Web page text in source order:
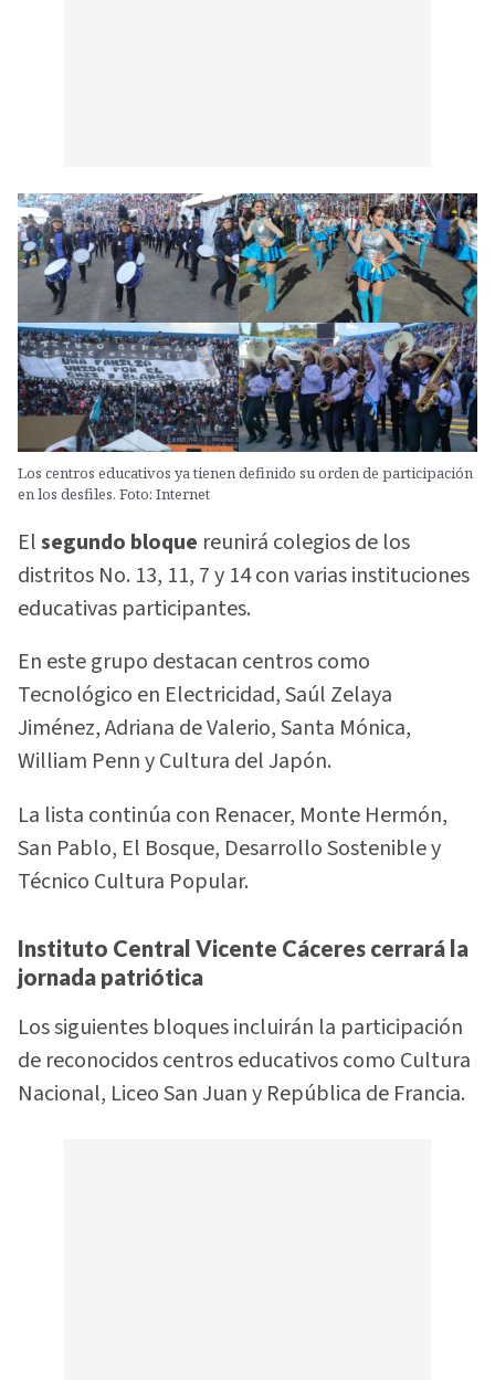
Los centros educativos ya tienen definido su orden de participación
en los desfiles. Foto: Internet
Elsegundo bloque reunirá colegios de los
distritos No. 13, 11, 7 y 14 con varias instituciones
educativas participantes.
En este grupo destacan centros como
Tecnológico en Electricidad, Saúl Zelaya
Jiménez, Adriana de Valerio, Santa Mónica,
William Penn y Cultura del Japón.
La lista continúa con Renacer, Monte Hermón,
San Pablo, El Bosque, Desarrollo Sostenible y
Técnico Cultura Popular.
Instituto Central Vicente Cáceres cerrará la
jornada patriótica
Los siguientes bloques incluirán la participación
de reconocidos centros educativos como Cultura
Nacional, Liceo San Juan y República de Francia.